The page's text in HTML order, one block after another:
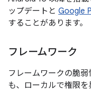
ップデートと Google
することがあります。
フレームワーク
フレームワークの脆
も、ローカルで権限